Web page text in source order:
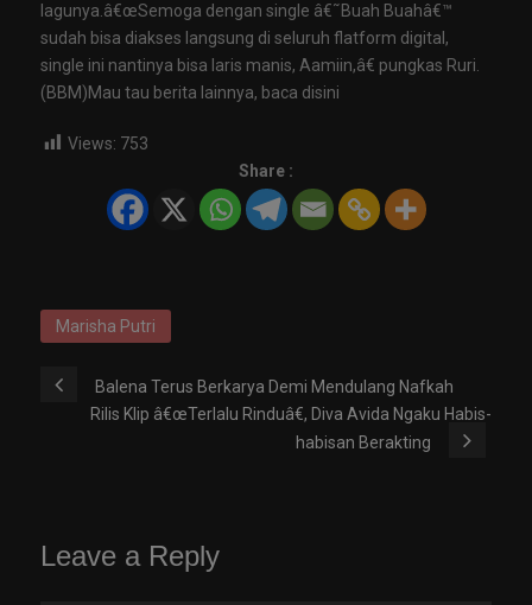
lagunya.â€œSemoga dengan single â€˜Buah Buahâ€™
sudah bisa diakses langsung di seluruh flatform digital,
single ini nantinya bisa laris manis, Aamiin,â€ pungkas Ruri.
(BBM)Mau tau berita lainnya, baca disini
Views: 753
Share :
Marisha Putri
Balena Terus Berkarya Demi Mendulang Nafkah
Rilis Klip â€œTerlalu Rinduâ€, Diva Avida Ngaku Habis-
habisan Berakting
Leave a Reply